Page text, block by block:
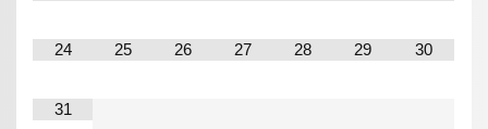
24 25 26 27 28 29 30
31